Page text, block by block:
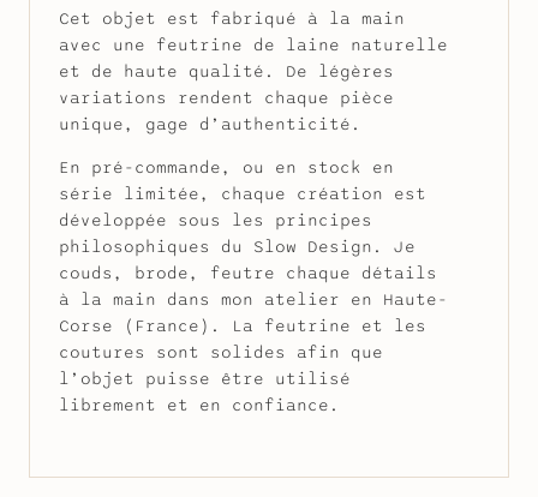
Cet objet est fabriqué à la main
avec une feutrine de laine naturelle
et de haute qualité. De légères
variations rendent chaque pièce
unique, gage d’authenticité.
En pré-commande, ou en stock en
série limitée, chaque création est
développée sous les principes
philosophiques du Slow Design. Je
couds, brode, feutre chaque détails
à la main dans mon atelier en Haute-
Corse (France). La feutrine et les
coutures sont solides afin que
l’objet puisse être utilisé
librement et en confiance.